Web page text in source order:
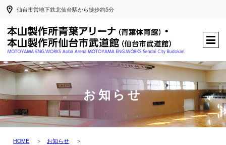
仙台市営地下鉄北仙台駅から徒歩約5分
お知らせ
HOME
お知らせ